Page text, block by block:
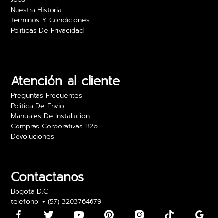
Camilo Rojas
recomiendo para oficinas.
24 abril 2024
Daniela Martínez
doblados. Los pude usar, pero fue algo incómodo
15 mayo 2024
Nuestra Historia
Terminos Y Condiciones
Politicas De Privacidad
Atención al cliente
Preguntas Frecuentes
Politica De Envio
Manuales De Instalacion
Compras Corporativas B2b
Devoluciones
Contactanos
Bogota D.C
telefono: + (57) 3203764679